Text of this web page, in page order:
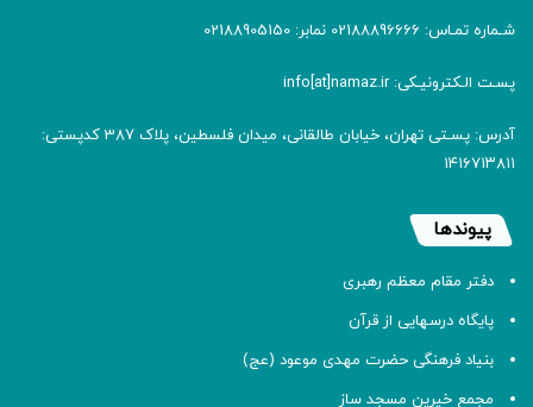
شـماره تمـاس: 02188896666 نمابر: 02188905150
پسـت الـکترونیـکی: info[at]namaz.ir
آدرس: پسـتی تهران، خیابان طالقانی، میدان فلسطین، پلاک 387 کدپستی:
۱۴۱۶۷۱۳۸۱۱
پیوندها
دفتر مقام معظم رهبری
پایگاه درسهایی از قرآن
بنیاد فرهنگی حضرت مهدی موعود (عج)
مجمع خیرین مسجد ساز